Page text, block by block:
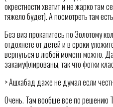
окрестности хватит и не жарко там
тяжело будет). А посмотреть там
Без виз прокатитесь по Золотому
отдохнете от детей и в сроки
вернуться в любой момент можно.
закамуфлированы, так что фотки
> Ашхабад даже не думал если
Очень. Там вообще все по решению